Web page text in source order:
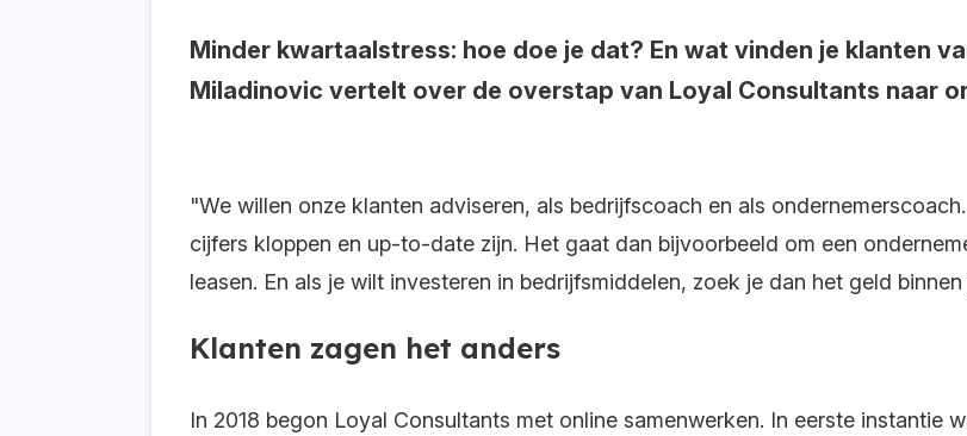
Minder kwartaalstress: hoe doe je dat? En wat vinden je klanten
Miladinovic vertelt over de overstap van Loyal Consultants naar
"We willen onze klanten adviseren, als bedrijfscoach en als
cijfers kloppen en up-to-date zijn. Het gaat dan bijvoorbeeld om een
leasen. En als je wilt investeren in bedrijfsmiddelen, zoek je dan het geld
Klanten zagen het anders
In 2018 begon Loyal Consultants met online samenwerken. In eerste instantie